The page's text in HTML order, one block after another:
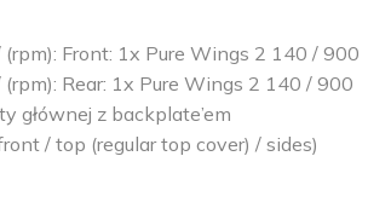
Front: 1x Pure Wings 2 140 / 900
Rear: 1x Pure Wings 2 140 / 900
głównej z backplate’em
/ top (regular top cover) / sides)